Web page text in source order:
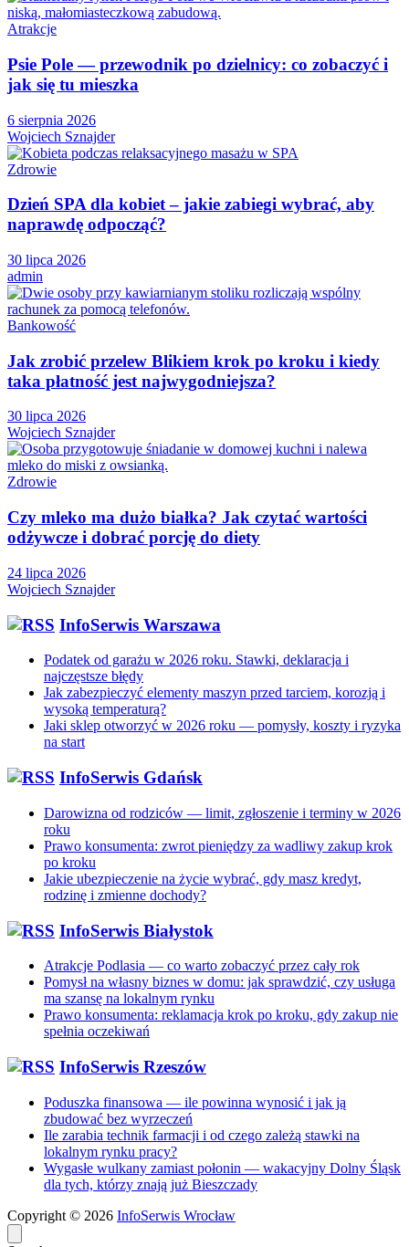
Atrakcje
Psie Pole — przewodnik po dzielnicy: co zobaczyć i
jak się tu mieszka
6 sierpnia 2026
Wojciech Sznajder
Zdrowie
Dzień SPA dla kobiet – jakie zabiegi wybrać, aby
naprawdę odpocząć?
30 lipca 2026
admin
Bankowość
Jak zrobić przelew Blikiem krok po kroku i kiedy
taka płatność jest najwygodniejsza?
30 lipca 2026
Wojciech Sznajder
Zdrowie
Czy mleko ma dużo białka? Jak czytać wartości
odżywcze i dobrać porcję do diety
24 lipca 2026
Wojciech Sznajder
InfoSerwis Warszawa
Podatek od garażu w 2026 roku. Stawki, deklaracja i
najczęstsze błędy
Jak zabezpieczyć elementy maszyn przed tarciem, korozją i
wysoką temperaturą?
Jaki sklep otworzyć w 2026 roku — pomysły, koszty i ryzyka
na start
InfoSerwis Gdańsk
Darowizna od rodziców — limit, zgłoszenie i terminy w 2026
roku
Prawo konsumenta: zwrot pieniędzy za wadliwy zakup krok
po kroku
Jakie ubezpieczenie na życie wybrać, gdy masz kredyt,
rodzinę i zmienne dochody?
InfoSerwis Białystok
Atrakcje Podlasia — co warto zobaczyć przez cały rok
Pomysł na własny biznes w domu: jak sprawdzić, czy usługa
ma szansę na lokalnym rynku
Prawo konsumenta: reklamacja krok po kroku, gdy zakup nie
spełnia oczekiwań
InfoSerwis Rzeszów
Poduszka finansowa — ile powinna wynosić i jak ją
zbudować bez wyrzeczeń
Ile zarabia technik farmacji i od czego zależą stawki na
lokalnym rynku pracy?
Wygasłe wulkany zamiast połonin — wakacyjny Dolny Śląsk
dla tych, którzy znają już Bieszczady
Copyright © 2026 InfoSerwis Wrocław